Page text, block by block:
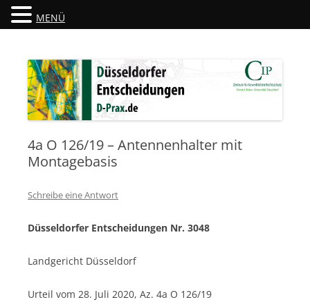
Düsseldorfer Entscheidungen
4a O 126/19 – Antennenhalter mit
Montagebasis
Schreibe eine Antwort
Düsseldorfer Entscheidungen Nr. 3048
Landgericht Düsseldorf
Urteil vom 28. Juli 2020, Az. 4a O 126/19
MENÜ